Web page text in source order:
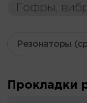
Гофры,
Резонаторы
Прокладки